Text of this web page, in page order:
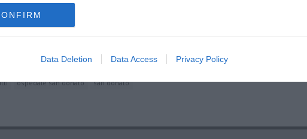
Data Deletion Data Access Privacy Policy
aretini
ospedale san donato san donato